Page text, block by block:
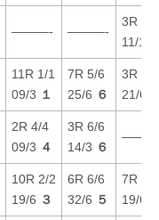
———- ———-
3R 4/4
11/1
11R 1/1
09/3 １
7R 5/6
25/6 ６
3R 1/1
21/6
2R 4/4
09/3 ４
3R 6/6
14/3 ６
10R 2/2
19/6 ３
6R 6/6
32/6 ５
7R 2/2
19/6